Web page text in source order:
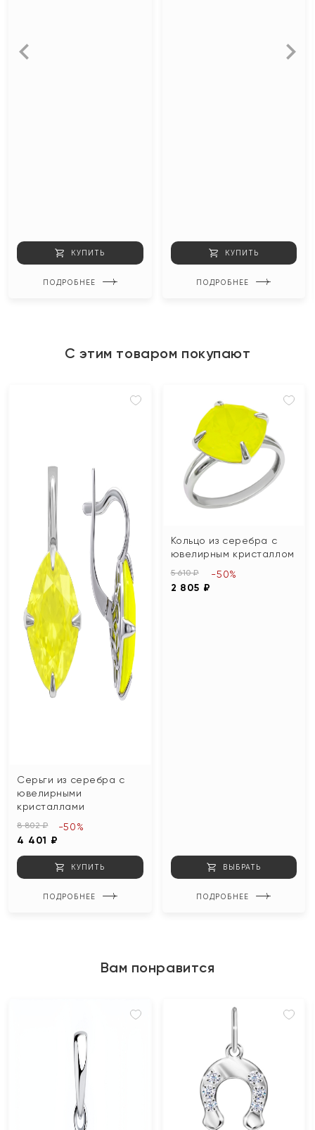
КУПИТЬ
ПОДРОБНЕЕ
КУПИТЬ
ПОДРОБНЕЕ
С этим товаром покупают
Серьги из серебра с
ювелирными
кристаллами
8 802 ₽
4 401 ₽
-50%
КУПИТЬ
ПОДРОБНЕЕ
Кольцо из серебра с
ювелирным кристаллом
5 610 ₽
2 805 ₽
-50%
ВЫБРАТЬ
ПОДРОБНЕЕ
Вам понравится